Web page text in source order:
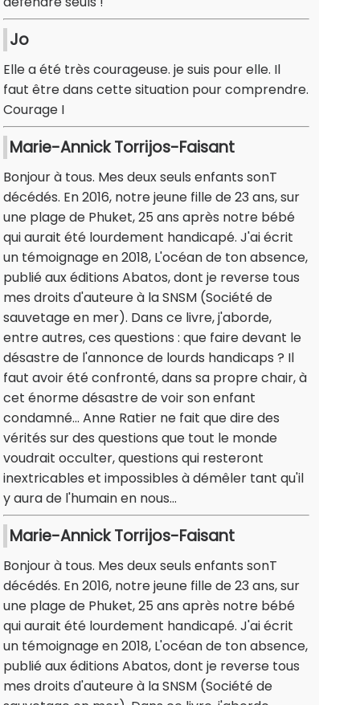
Jo
Elle a été très courageuse. je suis pour elle. Il
faut être dans cette situation pour comprendre.
Courage I
Marie-Annick Torrijos-Faisant
Bonjour à tous. Mes deux seuls enfants sonT
décédés. En 2016, notre jeune fille de 23 ans, sur
une plage de Phuket, 25 ans après notre bébé
qui aurait été lourdement handicapé. J'ai écrit
un témoignage en 2018, L'océan de ton absence,
publié aux éditions Abatos, dont je reverse tous
mes droits d'auteure à la SNSM (Société de
sauvetage en mer). Dans ce livre, j'aborde,
entre autres, ces questions : que faire devant le
désastre de l'annonce de lourds handicaps ? Il
faut avoir été confronté, dans sa propre chair, à
cet énorme désastre de voir son enfant
condamné... Anne Ratier ne fait que dire des
vérités sur des questions que tout le monde
voudrait occulter, questions qui resteront
inextricables et impossibles à démêler tant qu'il
y aura de l'humain en nous...
Marie-Annick Torrijos-Faisant
Bonjour à tous. Mes deux seuls enfants sonT
décédés. En 2016, notre jeune fille de 23 ans, sur
une plage de Phuket, 25 ans après notre bébé
qui aurait été lourdement handicapé. J'ai écrit
un témoignage en 2018, L'océan de ton absence,
publié aux éditions Abatos, dont je reverse tous
mes droits d'auteure à la SNSM (Société de